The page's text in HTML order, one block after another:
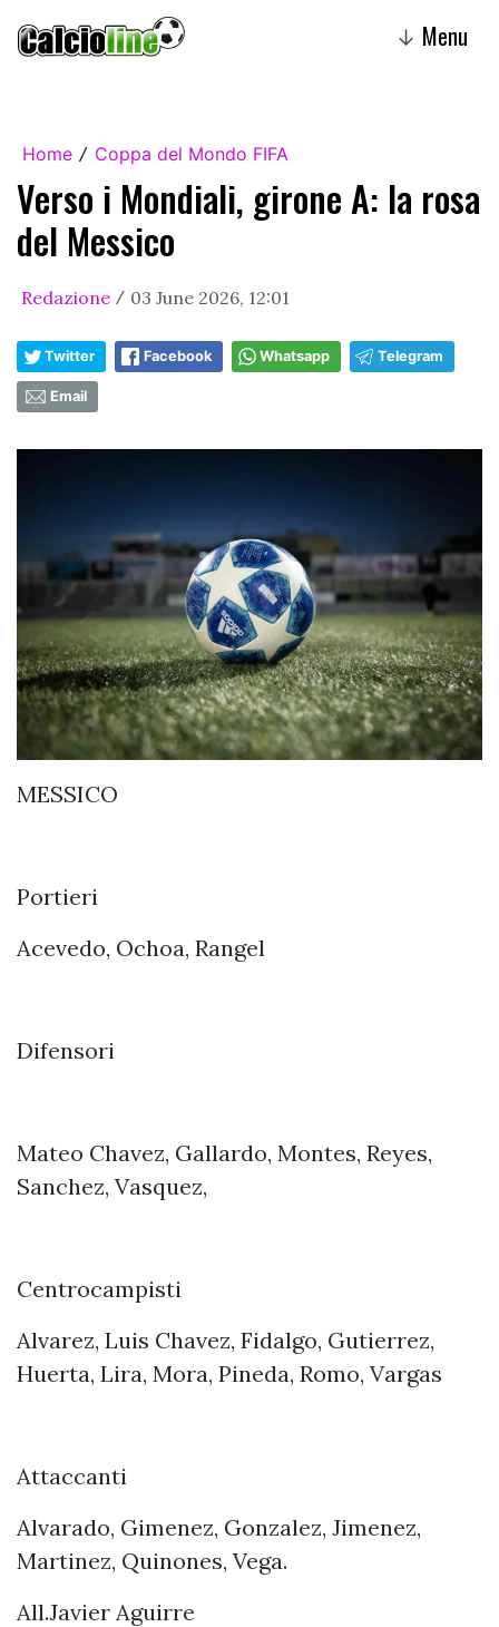
↓ Menu
Home / Coppa del Mondo FIFA
Verso i Mondiali, girone A: la rosa
del Messico
Redazione / 03 June 2026, 12:01
Twitter Facebook Whatsapp Telegram
Email
MESSICO
Portieri
Acevedo, Ochoa, Rangel
Difensori
Mateo Chavez, Gallardo, Montes, Reyes,
Sanchez, Vasquez,
Centrocampisti
Alvarez, Luis Chavez, Fidalgo, Gutierrez,
Huerta, Lira, Mora, Pineda, Romo, Vargas
Attaccanti
Alvarado, Gimenez, Gonzalez, Jimenez,
Martinez, Quinones, Vega.
All.Javier Aguirre